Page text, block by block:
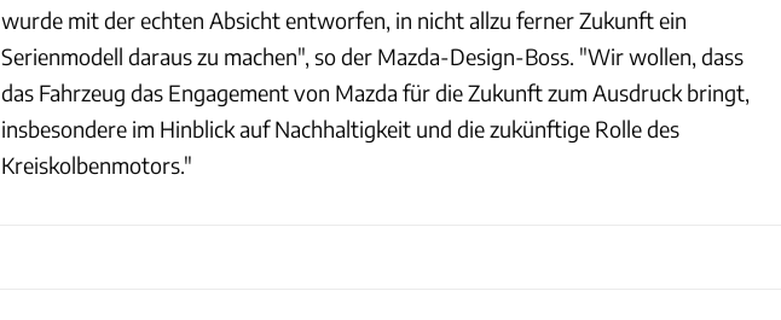
wurde mit der echten Absicht entworfen, in nicht allzu ferner Zukunft ein
Serienmodell daraus zu machen", so der Mazda-Design-Boss. "Wir wollen, dass
das Fahrzeug das Engagement von Mazda für die Zukunft zum Ausdruck bringt,
insbesondere im Hinblick auf Nachhaltigkeit und die zukünftige Rolle des
Kreiskolbenmotors."